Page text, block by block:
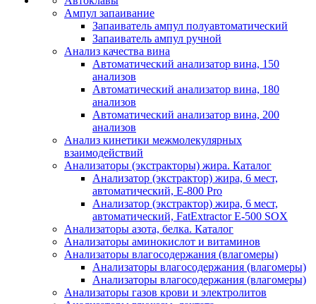
Ампул запаивание
Запаиватель ампул полуавтоматический
Запаиватель ампул ручной
Анализ качества вина
Автоматический анализатор вина, 150
анализов
Автоматический анализатор вина, 180
анализов
Автоматический анализатор вина, 200
анализов
Анализ кинетики межмолекулярных
взаимодействий
Анализаторы (экстракторы) жира. Каталог
Анализатор (экстрактор) жира, 6 мест,
автоматический, E-800 Pro
Анализатор (экстрактор) жира, 6 мест,
автоматический, FatExtractor E-500 SOX
Анализаторы азота, белка. Каталог
Анализаторы аминокислот и витаминов
Анализаторы влагосодержания (влагомеры)
Анализаторы влагосодержания (влагомеры)
Анализаторы влагосодержания (влагомеры)
Анализаторы газов крови и электролитов